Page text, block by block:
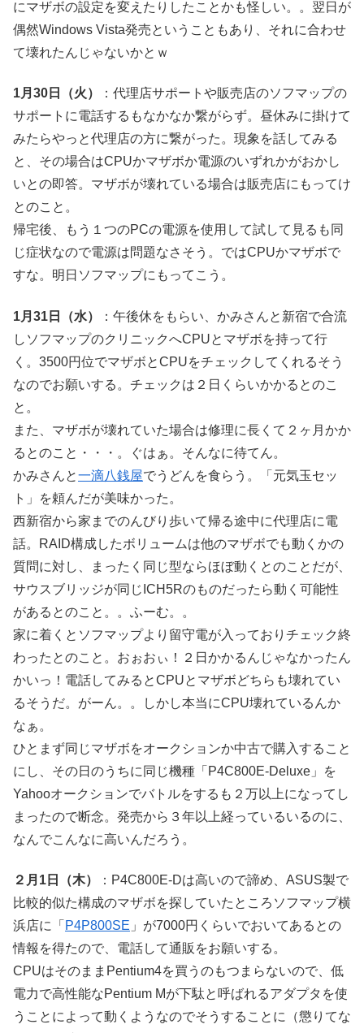
にマザボの設定を変えたりしたことかも怪しい。。翌日が
偶然Windows Vista発売ということもあり、それに合わせ
て壊れたんじゃないかとｗ
1月30日（火）
：代理店サポートや販売店のソフマップの
サポートに電話するもなかなか繋がらず。昼休みに掛けて
みたらやっと代理店の方に繋がった。現象を話してみる
と、その場合はCPUかマザボか電源のいずれかがおかし
いとの即答。マザボが壊れている場合は販売店にもってけ
とのこと。
帰宅後、もう１つのPCの電源を使用して試して見るも同
じ症状なので電源は問題なさそう。ではCPUかマザボで
すな。明日ソフマップにもってこう。
1月31日（水）
：午後休をもらい、かみさんと新宿で合流
しソフマップのクリニックへCPUとマザボを持って行
く。3500円位でマザボとCPUをチェックしてくれるそう
なのでお願いする。チェックは２日くらいかかるとのこ
と。
また、マザボが壊れていた場合は修理に長くて２ヶ月かか
るとのこと・・・。ぐはぁ。そんなに待てん。
かみさんと一滴八銭屋でうどんを食らう。「元気玉セッ
ト」を頼んだが美味かった。
西新宿から家までのんびり歩いて帰る途中に代理店に電
話。RAID構成したボリュームは他のマザボでも動くかの
質問に対し、まったく同じ型ならほぼ動くとのことだが、
サウスブリッジが同じICH5Rのものだったら動く可能性
があるとのこと。。ふーむ。。
家に着くとソフマップより留守電が入っておりチェック終
わったとのこと。おぉおぃ！２日かかるんじゃなかったん
かいっ！電話してみるとCPUとマザボどちらも壊れてい
るそうだ。がーん。。しかし本当にCPU壊れているんか
なぁ。
ひとまず同じマザボをオークションか中古で購入すること
にし、その日のうちに同じ機種「P4C800E-Deluxe」を
Yahooオークションでバトルをするも２万以上になってし
まったので断念。発売から３年以上経っているいるのに、
なんでこんなに高いんだろう。
２月1日（木）
：P4C800E-Dは高いので諦め、ASUS製で
比較的似た構成のマザボを探していたところソフマップ横
浜店に「 P4P800SE 」が7000円くらいでおいてあるとの
情報を得たので、電話して通販をお願いする。
CPUはそのままPentium4を買うのもつまらないので、低
電力で高性能なPentium Mが下駄と呼ばれるアダプタを使
うことによって動くようなのでそうすることに（懲りてな